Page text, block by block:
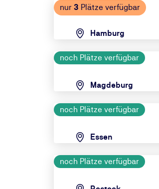
nur 3 Plätze verfügbar
Hamburg
noch Plätze verfügbar
Magdeburg
noch Plätze verfügbar
Essen
noch Plätze verfügbar